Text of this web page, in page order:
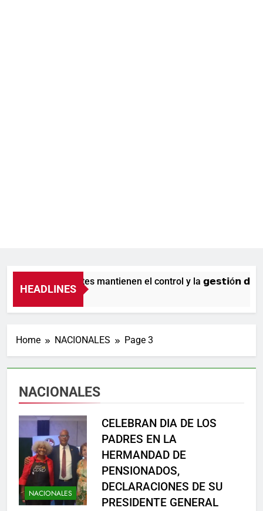
HEADLINES
Nuestros agentes mantienen el control y la 𝗴𝗲𝘀𝘁𝗶ó𝗻
8 Horas Ago
Home NACIONALES Page 3
NACIONALES
NACIONALES
CELEBRAN DIA DE LOS
PADRES EN LA
HERMANDAD DE
PENSIONADOS,
DECLARACIONES DE SU
PRESIDENTE GENERAL